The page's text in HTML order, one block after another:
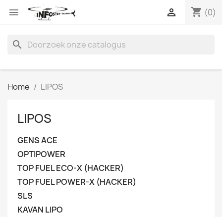
 shopping_cart (0)

search
Home LIPOS
LIPOS
GENS ACE
OPTIPOWER
TOP FUEL ECO-X (HACKER)
TOP FUEL POWER-X (HACKER)
SLS
KAVAN LIPO